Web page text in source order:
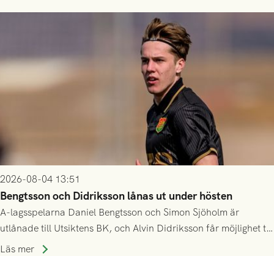
2026-08-04 13:51
Bengtsson och Didriksson lånas ut under hösten
A-lagsspelarna Daniel Bengtsson och Simon Sjöholm är
utlånade till Utsiktens BK, och Alvin Didriksson får möjlighet till
speltid i Hestrafors genom föreningssamarbete.
Läs mer